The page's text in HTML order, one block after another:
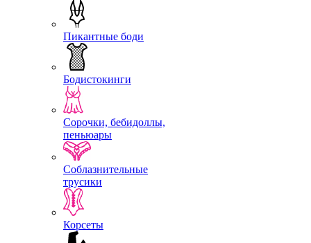
Пикантные боди
Бодистокинги
Сорочки, бебидоллы,
пеньюары
Соблазнительные
трусики
Корсеты